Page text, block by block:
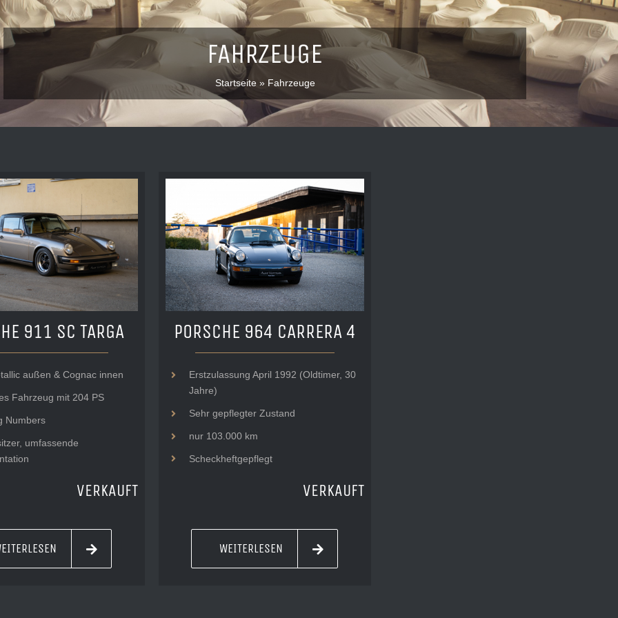
FAHRZEUGE
Startseite» Fahrzeuge
911 SC TARGA
außen & Cognac innen
Fahrzeug mit 204 PS
Numbers
umfassende
VERKAUFT
PORSCHE 964 CARRERA 4
Erstzulassung April 1992 (Oldtimer, 30
Jahre)
Sehr gepflegter Zustand
nur 103.000 km
Scheckheftgepflegt
VERKAUFT
WEITERLESEN